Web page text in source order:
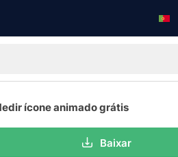
ícone animado grátis
Baixar